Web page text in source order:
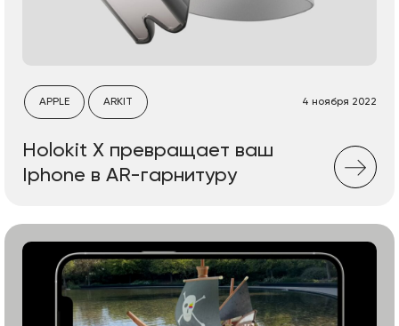
APPLE ARKIT 4 ноября 2022
Holokit X превращает ваш
Iphone в AR-гарнитуру